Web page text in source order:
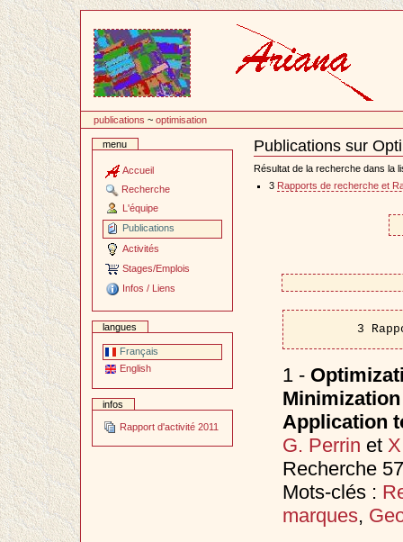
contenu
publications ~optimisation
menu
Accueil
Recherche
L'équipe
Publications
Activités
Stages/Emplois
Infos / Liens
langues
Français
English
infos
Rapport d'activité 2011
Publications sur
Document
Actions
Résultat de la recherche dans la
3 Rapports de recherche et
3
1 -
Application
G. Perrin et
Recherche
Mots-clés :
marques,